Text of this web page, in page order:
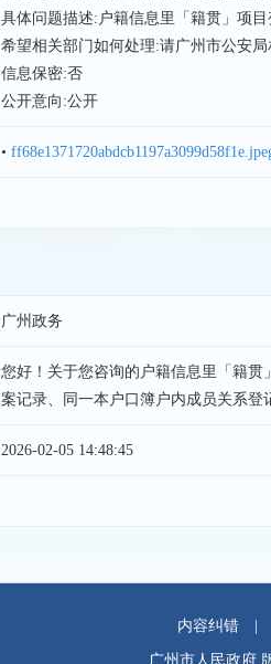
具体问题描述:户籍信息里「籍贯」项
希望相关部门如何处理:请广州市公安
信息保密:否
公开意向:公开
•
广州政务
您好！关于您咨询的户籍信息里「籍
案记录、同一本户口簿户内成员关系
2026-02-05 14:48:45